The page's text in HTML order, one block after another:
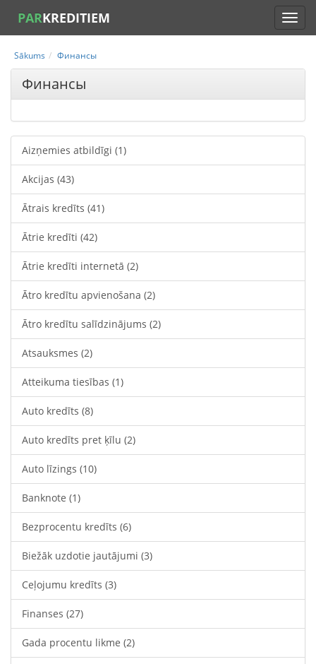
PARKREDITIEM
Sākums Финансы
Финансы
Aizņemies atbildīgi (1)
Akcijas (43)
Ātrais kredīts (41)
Ātrie kredīti (42)
Ātrie kredīti internetā (2)
Ātro kredītu apvienošana (2)
Ātro kredītu salīdzinājums (2)
Atsauksmes (2)
Atteikuma tiesības (1)
Auto kredīts (8)
Auto kredīts pret ķīlu (2)
Auto līzings (10)
Banknote (1)
Bezprocentu kredīts (6)
Biežāk uzdotie jautājumi (3)
Ceļojumu kredīts (3)
Finanses (27)
Gada procentu likme (2)